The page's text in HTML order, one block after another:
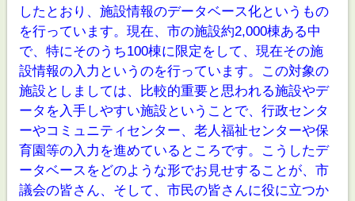
したとおり、施設情報のデータベース化というもの
を行っています。現在、市の施設約2,000棟ある中
で、特にそのうち100棟に限定をして、現在その施
設情報の入力というのを行っています。この対象の
施設としましては、比較的重要と思われる施設やデ
ータを入手しやすい施設ということで、行政センタ
ーやコミュニティセンター、老人福祉センターや保
育園等の入力を進めているところです。こうしたデ
ータベースをどのような形でお見せすることが、市
議会の皆さん、そして、市民の皆さんに役に立つか